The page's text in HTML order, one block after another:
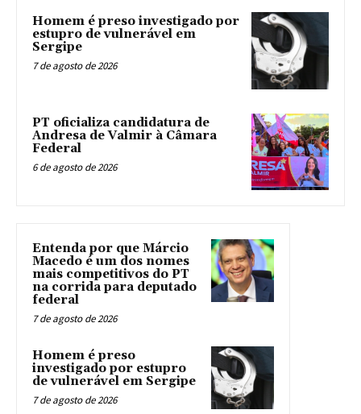
Homem é preso investigado por
estupro de vulnerável em
Sergipe
7 de agosto de 2026
PT oficializa candidatura de
Andresa de Valmir à Câmara
Federal
6 de agosto de 2026
Entenda por que Márcio
Macedo é um dos nomes
mais competitivos do PT
na corrida para deputado
federal
7 de agosto de 2026
Homem é preso
investigado por estupro
de vulnerável em Sergipe
7 de agosto de 2026